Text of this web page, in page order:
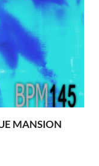
MANSION